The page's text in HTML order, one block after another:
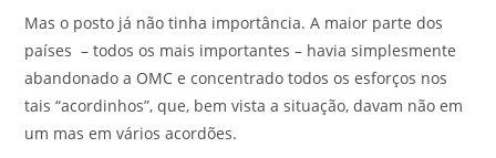
Mas o posto já não tinha importância. A maior parte dos
países – todos os mais importantes – havia simplesmente
abandonado a OMC e concentrado todos os esforços nos
tais “acordinhos”, que, bem vista a situação, davam não em
um mas em vários acordões.